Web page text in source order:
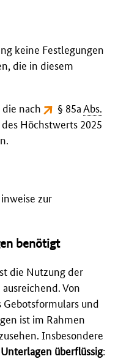
keine Festlegungen
die in diesem
nach
§ 85aAbs.
Höchstwerts 2025
zur
benötigt
die Nutzung der
Von
und
ist im Rahmen
Insbesondere
überflüssig: